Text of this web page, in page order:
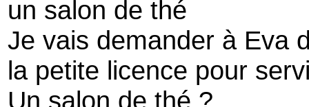
un salon de thé
Je vais demander à Eva
la petite licence pour
Un salon de thé ?